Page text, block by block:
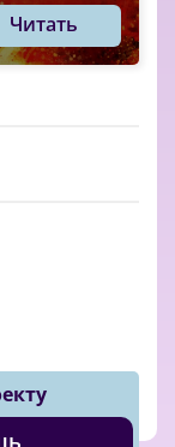
Читать